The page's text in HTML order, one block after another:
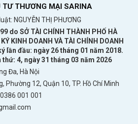
THƯƠNG MẠI SARINA
NGUYỄN THỊ PHƯƠNG
do SỞ TÀI CHÍNH THÀNH PHỐ HÀ
KINH DOANH VÀ TÀI CHÍNH DOANH
lần đầu: ngày 26 tháng 01 năm 2018.
4, ngày 31 tháng 03 năm 2026
Đa, Hà Nội
Phường 12, Quận 10, TP. Hồ Chí Minh
001 001